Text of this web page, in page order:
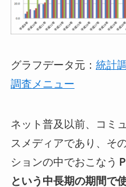
グラフデータ元： 統計
調査メニュー
ネット普及以前、コミ
スメディアであり、そ
ションの中でおこなう
という中長期の期間で